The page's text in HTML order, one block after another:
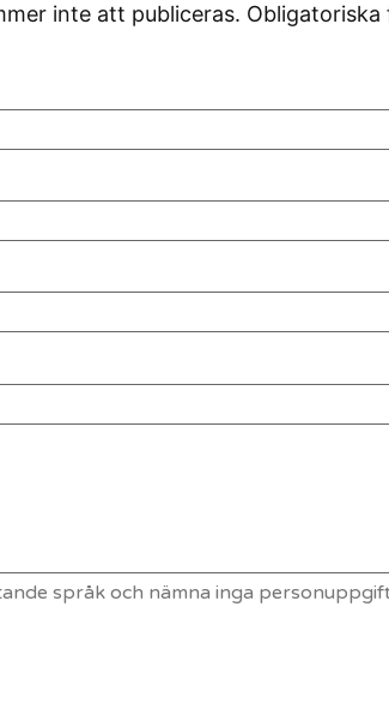
inte att publiceras. Obligatoriska